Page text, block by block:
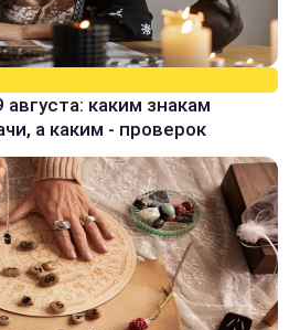
каким знакам
а каким - проверок